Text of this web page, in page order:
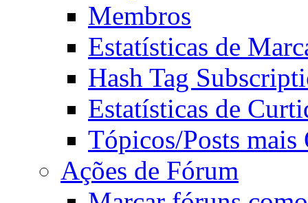
Membros
Estatísticas de
Hash Tag
Estatísticas de
Tópicos/Posts mais
Ações de Fórum